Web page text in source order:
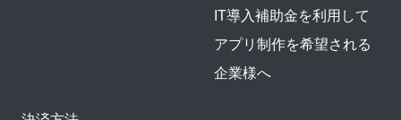
IT導入補助金を利用して
アプリ制作を希望される
企業様へ